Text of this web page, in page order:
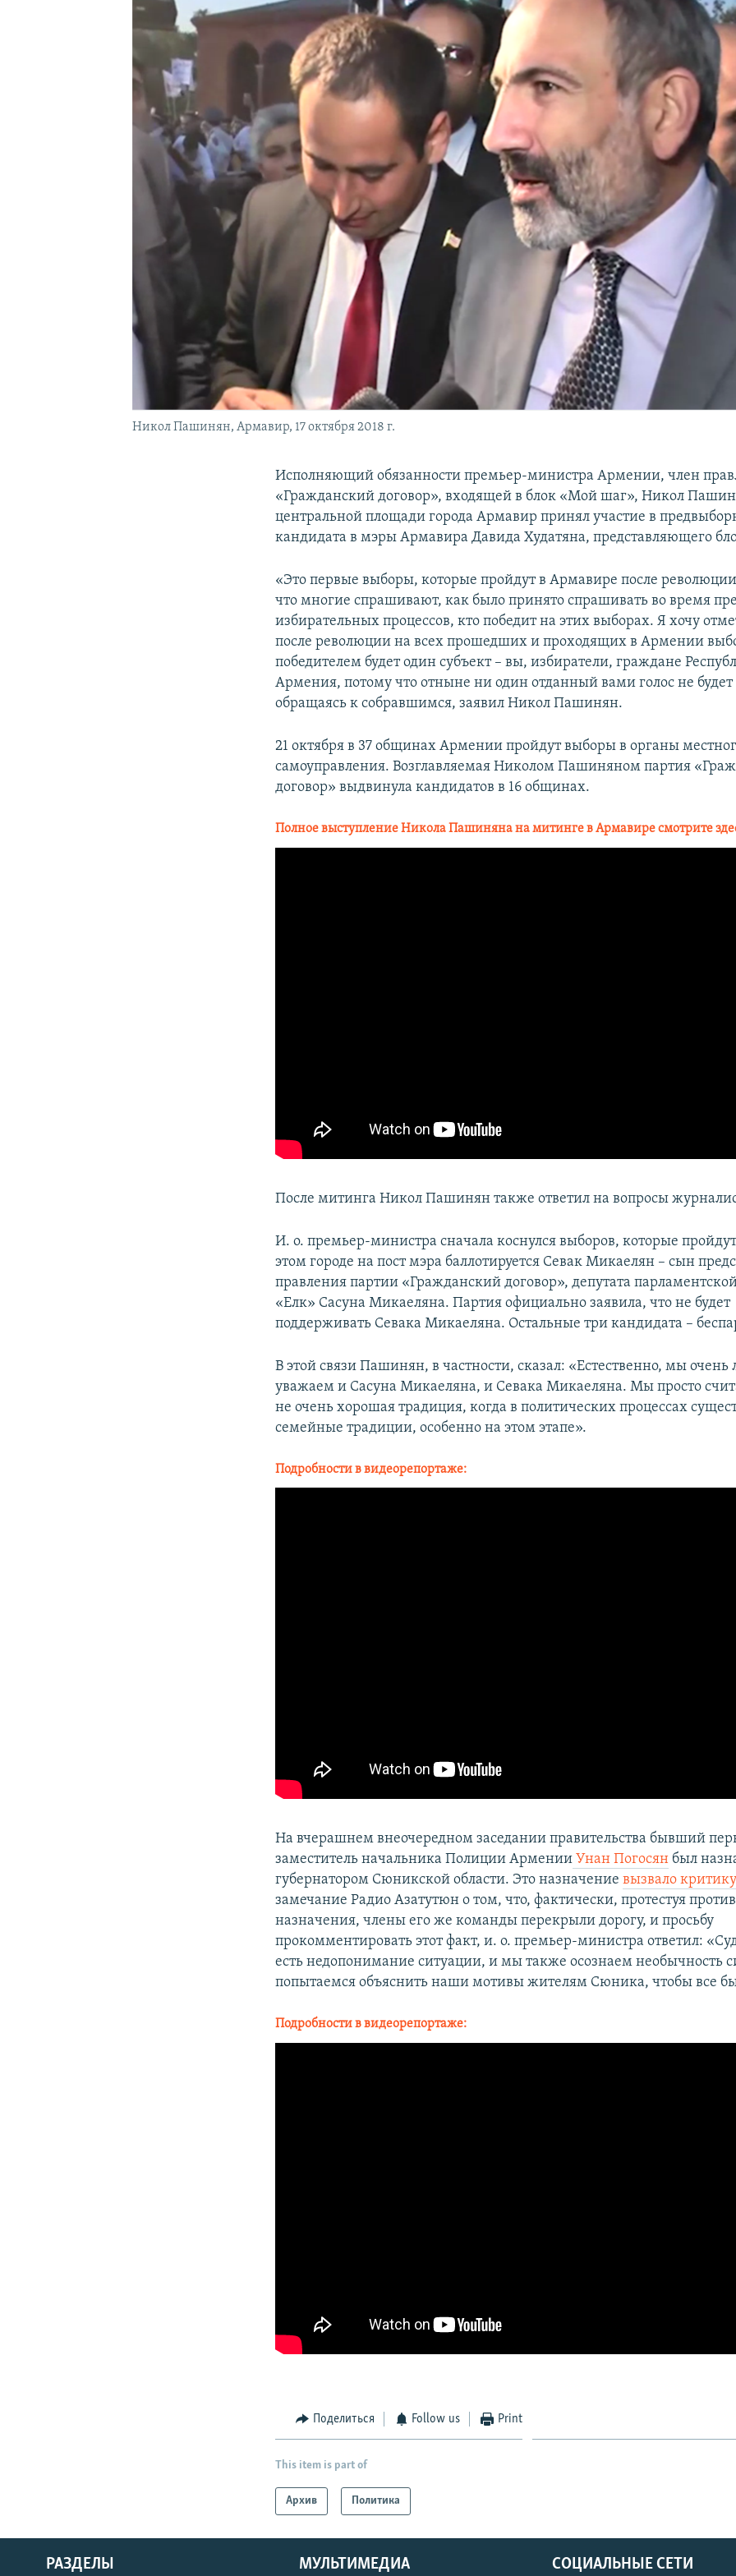
Никол Пашинян, Армавир, 17 октября 2018 г.
Исполняющий обязанности премьер-министра Армении, член
«Гражданский договор», входящей в блок «Мой шаг», Никол
центральной площади города Армавир принял участие в
кандидата в мэры Армавира Давида Худатяна, представляющего
«Это первые выборы, которые пройдут в Армавире после
что многие спрашивают, как было принято спрашивать во время
избирательных процессов, кто победит на этих выборах. Я хочу
после революции на всех прошедших и проходящих в Армении
победителем будет один субъект – вы, избиратели, граждане
Армения, потому что отныне ни один отданный вами голос не будет
обращаясь к собравшимся, заявил Никол Пашинян.
21 октября в 37 общинах Армении пройдут выборы в органы
самоуправления. Возглавляемая Николом Пашиняном партия
договор» выдвинула кандидатов в 16 общинах.
Полное выступление Никола Пашиняна на митинге в Армавире смотрите
После митинга Никол Пашинян также ответил на вопросы
И. о. премьер-министра сначала коснулся выборов, которые
этом городе на пост мэра баллотируется Севак Микаелян – сын
правления партии «Гражданский договор», депутата
«Елк» Сасуна Микаеляна. Партия официально заявила, что не будет
поддерживать Севака Микаеляна. Остальные три кандидата –
В этой связи Пашинян, в частности, сказал: «Естественно, мы
уважаем и Сасуна Микаеляна, и Севака Микаеляна. Мы просто
не очень хорошая традиция, когда в политических процессах
семейные традиции, особенно на этом этапе».
Подробности в видеорепортаже:
На вчерашнем внеочередном заседании правительства бывший
заместитель начальника Полиции Армении Унан Погосян был
губернатором Сюникской области. Это назначениевызвало
замечание Радио Азатутюн о том, что, фактически, протестуя против
назначения, члены его же команды перекрыли дорогу, и просьбу
прокомментировать этот факт, и. о. премьер-министра ответил:
есть недопонимание ситуации, и мы также осознаем необычность
попытаемся объяснить наши мотивы жителям Сюника, чтобы все
Подробности в видеорепортаже:
Поделиться Follow us Print
This item is part of
Архив Политика
СОЦИАЛЬНЫЕ СЕТИ
РАЗДЕЛЫ МУЛЬТИМЕДИА